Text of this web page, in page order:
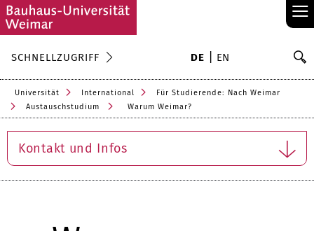
≡
SCHNELLZUGRIFF DE EN
Universität International
Für Studierende: Nach Weimar
Austauschstudium
Warum Weimar?
Kontakt und Infos